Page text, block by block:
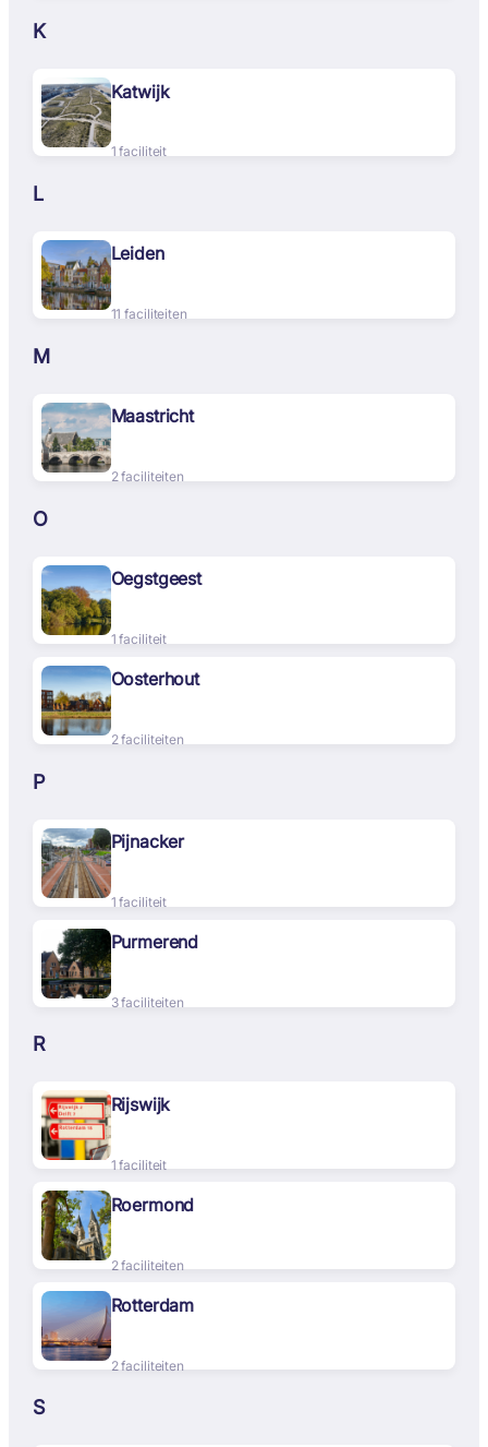
K
Katwijk
1 faciliteit
L
Leiden
11 faciliteiten
M
Maastricht
2 faciliteiten
O
Oegstgeest
1 faciliteit
Oosterhout
2 faciliteiten
P
Pijnacker
1 faciliteit
Purmerend
3 faciliteiten
R
Rijswijk
1 faciliteit
Roermond
2 faciliteiten
Rotterdam
2 faciliteiten
S